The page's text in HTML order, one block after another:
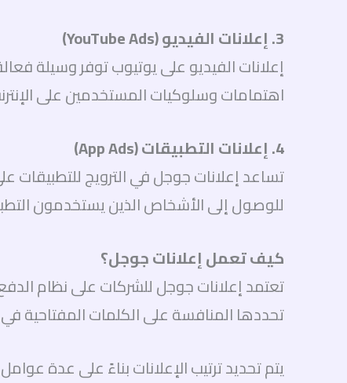
3. إعلانات الفيديو (YouTube Ads)
إعلانات الفيديو على يوتيوب توفر وسيلة
اهتمامات وسلوكيات المستخدمين على
4. إعلانات التطبيقات (App Ads)
تساعد إعلانات جوجل في الترويج
للوصول إلى الأشخاص الذين يستخدمون
كيف تعمل إعلانات جوجل؟
تحددها المنافسة على الكلمات المفتاحية في
يتم تحديد ترتيب الإعلانات بناءً على عدة